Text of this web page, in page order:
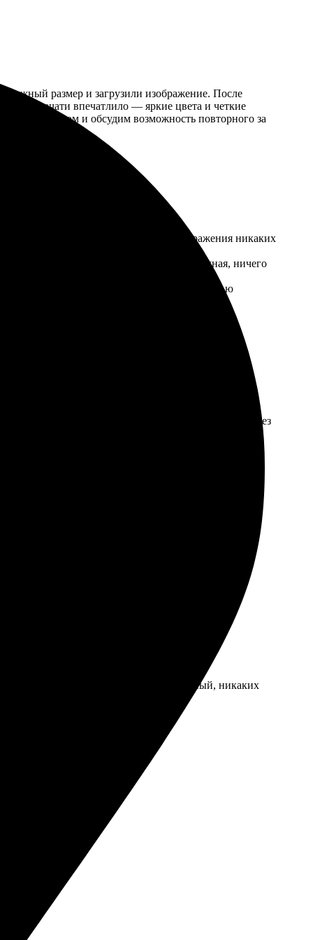
нужный размер и загрузили изображение. После
печати впечатлило — яркие цвета и четкие
результатом и обсудим возможность повторного за
интуитивно. В процессе загрузки изображения никаких
изображение четкое. Упаковка надежная, ничего
свою атмосферу более уютной с помощью
снимки. Доставка оперативная – курьер привез
Обязательно вернусь за новыми заказами.
Рекомендую всем, кто ценит хорошие
в срок. Процесс заказа простой и удобный, никаких